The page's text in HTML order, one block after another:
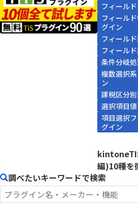
フィール
フィール
グイン
フィール
フィール
条件分岐
複数選択
ン
課税区分
選択項目
項目選択
グイン
編)10種を
調べたいキーワードで検索